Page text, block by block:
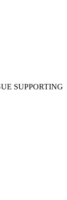
SUPPORTING